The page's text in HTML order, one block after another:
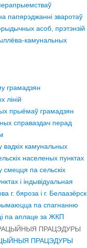
папярэджанні зваротаў
асоб, прэтэнзій
камунальных
грамадзян
ліній
прыёмаў грамадзян
справаздач перад
вадкіх камунальных
населеных пунктах
смецця па сельскіх
і індывідуальная
г. бяроза і г. Белаазёрск
па спагнанню
па аплаце за ЖКП
ПРАЦЭДУРЫ